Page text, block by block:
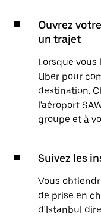
Ouvrez
un trajet
Lorsque
Uber pour
destination.
l'aéroport
groupe et à
Suivez les
Vous
de prise en
d'Istanbul